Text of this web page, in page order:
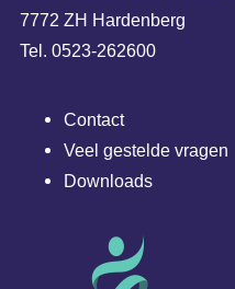
7772 ZH Hardenberg
Tel. 0523-262600
Contact
Veel gestelde vragen
Downloads